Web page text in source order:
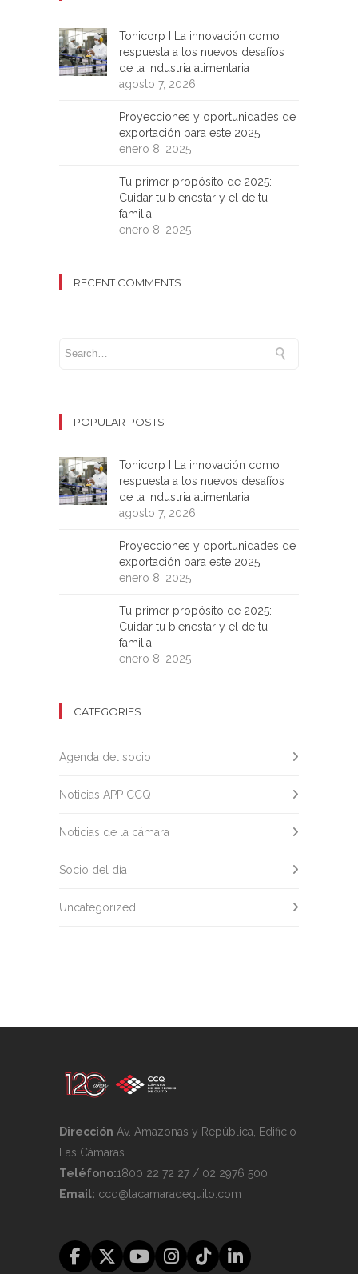
Tonicorp I La innovación como
respuesta a los nuevos desafíos
de la industria alimentaria
agosto 7, 2026
Proyecciones y oportunidades de
exportación para este 2025
enero 8, 2025
Tu primer propósito de 2025:
Cuidar tu bienestar y el de tu
familia
enero 8, 2025
RECENT COMMENTS
POPULAR POSTS
Tonicorp I La innovación como
respuesta a los nuevos desafíos
de la industria alimentaria
agosto 7, 2026
Proyecciones y oportunidades de
exportación para este 2025
enero 8, 2025
Tu primer propósito de 2025:
Cuidar tu bienestar y el de tu
familia
enero 8, 2025
CATEGORIES
Agenda del socio
Noticias APP CCQ
Noticias de la cámara
Socio del día
Uncategorized
Dirección Av. Amazonas y República, Edificio
Las Cámaras
Teléfono:1800 22 72 27 / 02 2976 500
Email: ccq@lacamaradequito.com